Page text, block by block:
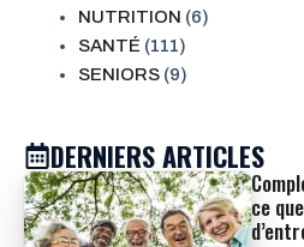
NUTRITION (6)
SANTÉ (111)
SENIORS (9)
DERNIERS ARTICLES
ce